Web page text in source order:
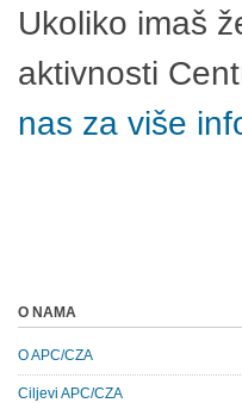
Ukoliko imaš
aktivnosti
nas za više
O NAMA
O APC/CZA
Ciljevi APC/CZA